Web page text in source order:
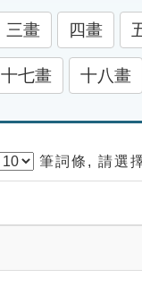
三畫 四畫
十七畫 十八畫
筆詞條, 請選